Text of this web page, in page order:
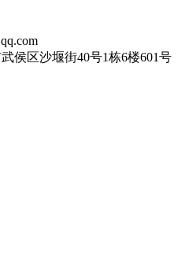
侯区沙堰街40号1栋6楼601号